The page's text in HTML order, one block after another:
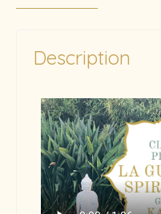
Description